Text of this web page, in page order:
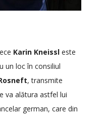
Karin Kneissleste
un loc în consiliul
, transmite
va alătura astfel lui
german, care din